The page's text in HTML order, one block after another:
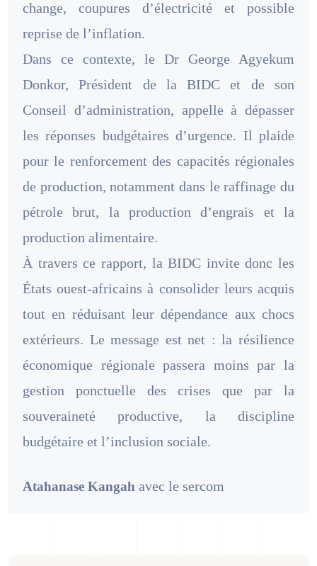
change, coupures d’électricité et possible
reprise de l’inflation.
Dans ce contexte, le Dr George Agyekum
Donkor, Président de la BIDC et de son
Conseil d’administration, appelle à dépasser
les réponses budgétaires d’urgence. Il plaide
pour le renforcement des capacités régionales
de production, notamment dans le raffinage du
pétrole brut, la production d’engrais et la
production alimentaire.
À travers ce rapport, la BIDC invite donc les
États ouest-africains à consolider leurs acquis
tout en réduisant leur dépendance aux chocs
extérieurs. Le message est net : la résilience
économique régionale passera moins par la
gestion ponctuelle des crises que par la
souveraineté productive, la discipline
budgétaire et l’inclusion sociale.
Atahanase Kangah avec le sercom